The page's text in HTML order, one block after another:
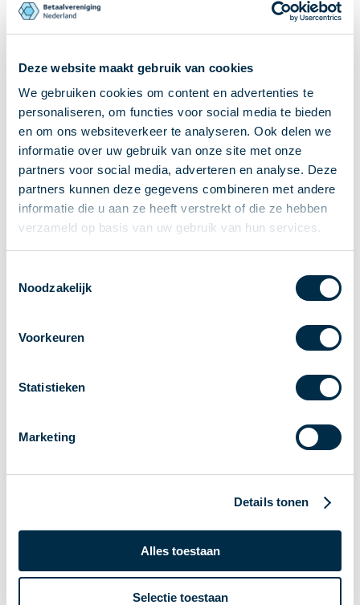
Deze website maakt gebruik van cookies
We gebruiken cookies om content en advertenties te
personaliseren, om functies voor social media te bieden
en om ons websiteverkeer te analyseren. Ook delen we
informatie over uw gebruik van onze site met onze
partners voor social media, adverteren en analyse. Deze
partners kunnen deze gegevens combineren met andere
informatie die u aan ze heeft verstrekt of die ze hebben
verzameld op basis van uw gebruik van hun services.
Noodzakelijk
Voorkeuren
Statistieken
Marketing
Details tonen
Alles toestaan
Selectie toestaan
Ontvangen van betalingen
Overboeken
Bijzondere rekeningen en diensten
Standaarden in het betalingsverkeer
Actueel
Nieuws
Betaaljournaal
Publicaties
Jaarcongres 2026
Leden
Deelnemers in het betalingsverkeer